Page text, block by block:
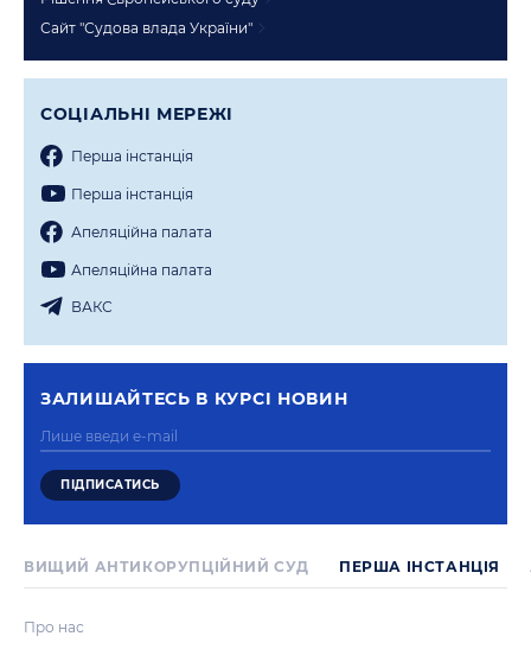
Сайт "Судова влада України"
СОЦIАЛЬНI МЕРЕЖI
Перша iнстанцiя
Перша iнстанцiя
Апеляцiйна палата
Апеляцiйна палата
ВАКС
ЗАЛИШАЙТЕСЬ В КУРСI НОВИН
ВИЩИЙ АНТИКОРУПЦІЙНИЙ СУД ПЕРША IНСТАНЦIЯ
Про нас